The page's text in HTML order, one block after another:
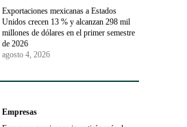
Exportaciones mexicanas a Estados
Unidos crecen 13 % y alcanzan 298 mil
millones de dólares en el primer semestre
de 2026
agosto 4, 2026
Empresas